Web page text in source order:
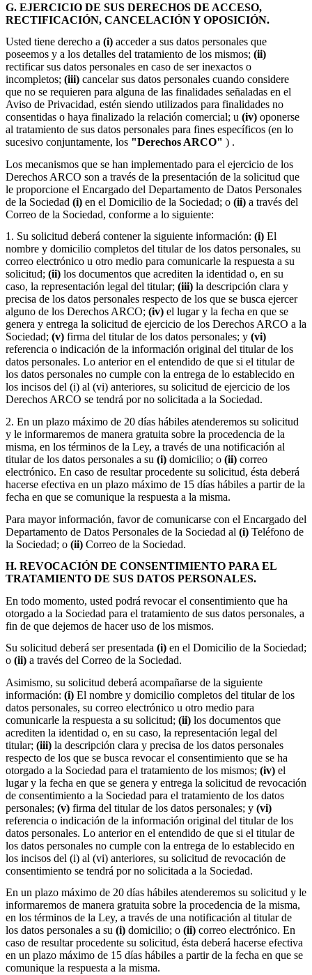
G. EJERCICIO DE SUS DERECHOS DE ACCESO,
RECTIFICACIÓN, CANCELACIÓN Y OPOSICIÓN.
Usted tiene derecho a (i) acceder a sus datos personales que
poseemos y a los detalles del tratamiento de los mismos; (ii)
rectificar sus datos personales en caso de ser inexactos o
incompletos; (iii) cancelar sus datos personales cuando considere
que no se requieren para alguna de las finalidades señaladas en el
Aviso de Privacidad, estén siendo utilizados para finalidades no
consentidas o haya finalizado la relación comercial; u (iv) oponerse
al tratamiento de sus datos personales para fines específicos (en lo
sucesivo conjuntamente, los "Derechos ARCO" ) .
Los mecanismos que se han implementado para el ejercicio de los
Derechos ARCO son a través de la presentación de la solicitud que
le proporcione el Encargado del Departamento de Datos Personales
de la Sociedad (i) en el Domicilio de la Sociedad; o (ii) a través del
Correo de la Sociedad, conforme a lo siguiente:
1. Su solicitud deberá contener la siguiente información: (i) El
nombre y domicilio completos del titular de los datos personales, su
correo electrónico u otro medio para comunicarle la respuesta a su
solicitud; (ii) los documentos que acrediten la identidad o, en su
caso, la representación legal del titular; (iii) la descripción clara y
precisa de los datos personales respecto de los que se busca ejercer
alguno de los Derechos ARCO; (iv) el lugar y la fecha en que se
genera y entrega la solicitud de ejercicio de los Derechos ARCO a la
Sociedad; (v) firma del titular de los datos personales; y (vi)
referencia o indicación de la información original del titular de los
datos personales. Lo anterior en el entendido de que si el titular de
los datos personales no cumple con la entrega de lo establecido en
los incisos del (i) al (vi) anteriores, su solicitud de ejercicio de los
Derechos ARCO se tendrá por no solicitada a la Sociedad.
2. En un plazo máximo de 20 días hábiles atenderemos su solicitud
y le informaremos de manera gratuita sobre la procedencia de la
misma, en los términos de la Ley, a través de una notificación al
titular de los datos personales a su (i) domicilio; o (ii) correo
electrónico. En caso de resultar procedente su solicitud, ésta deberá
hacerse efectiva en un plazo máximo de 15 días hábiles a partir de la
fecha en que se comunique la respuesta a la misma.
Para mayor información, favor de comunicarse con el Encargado del
Departamento de Datos Personales de la Sociedad al (i) Teléfono de
la Sociedad; o (ii) Correo de la Sociedad.
H. REVOCACIÓN DE CONSENTIMIENTO PARA EL
TRATAMIENTO DE SUS DATOS PERSONALES.
En todo momento, usted podrá revocar el consentimiento que ha
otorgado a la Sociedad para el tratamiento de sus datos personales, a
fin de que dejemos de hacer uso de los mismos.
Su solicitud deberá ser presentada (i) en el Domicilio de la Sociedad;
o (ii) a través del Correo de la Sociedad.
Asimismo, su solicitud deberá acompañarse de la siguiente
información: (i) El nombre y domicilio completos del titular de los
datos personales, su correo electrónico u otro medio para
comunicarle la respuesta a su solicitud; (ii) los documentos que
acrediten la identidad o, en su caso, la representación legal del
titular; (iii) la descripción clara y precisa de los datos personales
respecto de los que se busca revocar el consentimiento que se ha
otorgado a la Sociedad para el tratamiento de los mismos; (iv) el
lugar y la fecha en que se genera y entrega la solicitud de revocación
de consentimiento a la Sociedad para el tratamiento de los datos
personales; (v) firma del titular de los datos personales; y (vi)
referencia o indicación de la información original del titular de los
datos personales. Lo anterior en el entendido de que si el titular de
los datos personales no cumple con la entrega de lo establecido en
los incisos del (i) al (vi) anteriores, su solicitud de revocación de
consentimiento se tendrá por no solicitada a la Sociedad.
En un plazo máximo de 20 días hábiles atenderemos su solicitud y le
informaremos de manera gratuita sobre la procedencia de la misma,
en los términos de la Ley, a través de una notificación al titular de
los datos personales a su (i) domicilio; o (ii) correo electrónico. En
caso de resultar procedente su solicitud, ésta deberá hacerse efectiva
en un plazo máximo de 15 días hábiles a partir de la fecha en que se
comunique la respuesta a la misma.